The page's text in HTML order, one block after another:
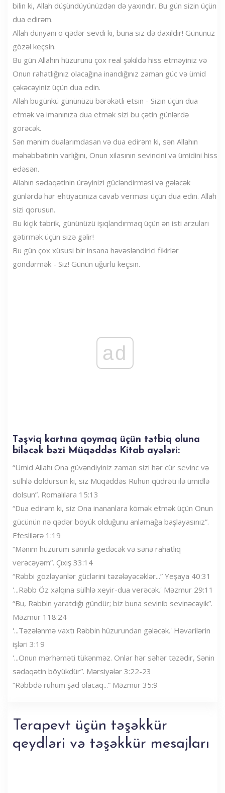
bilin ki, Allah düşündüyünüzdən də yaxındır. Bu gün sizin üçün
dua edirəm.
Allah dünyanı o qədər sevdi ki, buna siz də daxildir! Gününüz
gözəl keçsin.
Bu gün Allahın hüzurunu çox real şəkildə hiss etməyiniz və
Onun rahatlığınız olacağına inandığınız zaman güc və ümid
çəkəcəyiniz üçün dua edin.
Allah bugünkü gününüzü bərəkətli etsin - Sizin üçün dua
etmək və imanınıza dua etmək sizi bu çətin günlərdə
görəcək.
Sən mənim dualarımdasan və dua edirəm ki, sən Allahın
məhəbbətinin varlığını, Onun xilasının sevincini və ümidini hiss
edəsən.
Allahın sədaqətinin ürəyinizi gücləndirməsi və gələcək
günlərdə hər ehtiyacınıza cavab verməsi üçün dua edin. Allah
sizi qorusun.
Bu kiçik təbrik, gününüzü işıqlandırmaq üçün ən isti arzuları
gətirmək üçün sizə gəlir!
Bu gün çox xüsusi bir insana həvəsləndirici fikirlər
göndərmək - Siz! Günün uğurlu keçsin.
ad
Təşviq kartına qoymaq üçün tətbiq oluna
biləcək bəzi Müqəddəs Kitab ayələri:
“Ümid Allahı Ona güvəndiyiniz zaman sizi hər cür sevinc və
sülhlə doldursun ki, siz Müqəddəs Ruhun qüdrəti ilə ümidlə
dolsun”. Romalılara 15:13
“Dua edirəm ki, siz Ona inananlara kömək etmək üçün Onun
gücünün nə qədər böyük olduğunu anlamağa başlayasınız”.
Efeslilərə 1:19
“Mənim hüzurum səninlə gedəcək və sənə rahatlıq
verəcəyəm”. Çıxış 33:14
“Rəbbi gözləyənlər güclərini təzələyəcəklər...” Yeşaya 40:31
'...Rəbb Öz xalqına sülhlə xeyir-dua verəcək.' Məzmur 29:11
“Bu, Rəbbin yaratdığı gündür; biz buna sevinib sevinəcəyik”.
Məzmur 118:24
'...Təzələnmə vaxtı Rəbbin hüzurundan gələcək.' Həvarilərin
işləri 3:19
'...Onun mərhəməti tükənməz. Onlar hər səhər təzədir, Sənin
sədaqətin böyükdür”. Mərsiyələr 3:22-23
“Rəbbdə ruhum şad olacaq...” Məzmur 35:9
Terapevt üçün təşəkkür
qeydləri və təşəkkür mesajları